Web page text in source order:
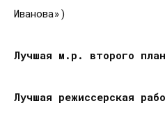
Иванова»)
Лучшая м.р. второго
Лучшая режиссерская